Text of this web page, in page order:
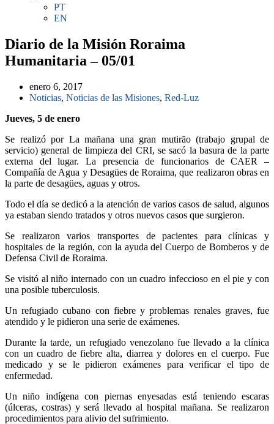
PT
EN
Diario de la Misión Roraima
Humanitaria – 05/01
enero 6, 2017
Noticias, Noticias de las Misiones, Red-Luz
Jueves, 5 de enero
Se realizó por La mañana una gran mutirão (trabajo grupal de
servicio) general de limpieza del CRI, se sacó la basura de la parte
externa del lugar. La presencia de funcionarios de CAER –
Compañía de Agua y Desagües de Roraima, que realizaron obras en
la parte de desagües, aguas y otros.
Todo el día se dedicó a la atención de varios casos de salud, algunos
ya estaban siendo tratados y otros nuevos casos que surgieron.
Se realizaron varios transportes de pacientes para clínicas y
hospitales de la región, con la ayuda del Cuerpo de Bomberos y de
Defensa Civil de Roraima.
Se visitó al niño internado con un cuadro infeccioso en el pie y con
una posible tuberculosis.
Un refugiado cubano con fiebre y problemas renales graves, fue
atendido y le pidieron una serie de exámenes.
Durante la tarde, un refugiado venezolano fue llevado a la clínica
con un cuadro de fiebre alta, diarrea y dolores en el cuerpo. Fue
medicado y se le pidieron exámenes para verificar el tipo de
enfermedad.
Un niño indígena con piernas enyesadas está teniendo escaras
(úlceras, costras) y será llevado al hospital mañana. Se realizaron
procedimientos para alivio del sufrimiento.